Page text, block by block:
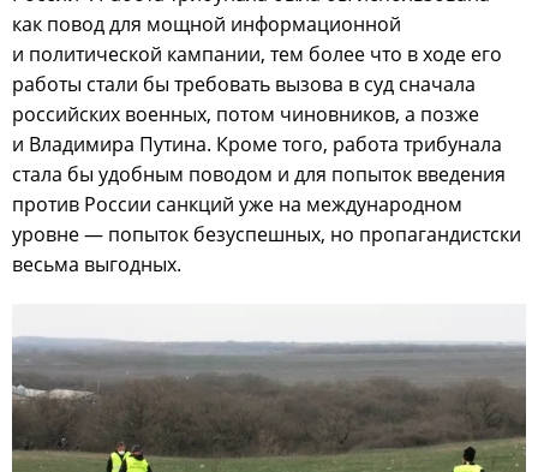
как повод для мощной информационной
и политической кампании, тем более что в ходе его
работы стали бы требовать вызова в суд сначала
российских военных, потом чиновников, а позже
и Владимира Путина. Кроме того, работа трибунала
стала бы удобным поводом и для попыток введения
против России санкций уже на международном
уровне — попыток безуспешных, но пропагандистски
весьма выгодных.